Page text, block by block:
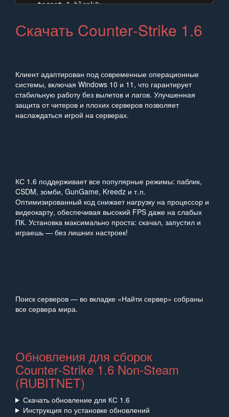
Скачать Counter‑Strike 1.6
Клиент адаптирован под современные операционные
системы, включая Windows 10 и 11, что гарантирует
стабильную работу без вылетов и лагов. Улучшенная
защита от читеров и плохих серверов позволяет
наслаждаться игрой на серверах.
КС 1.6 поддерживает все популярные режимы: паблик,
CSDM, зомби, GunGame, Kreedz и т. п.
Оптимизированный код снижает нагрузку на процессор и
видеокарту, обеспечивая высокий FPS даже на слабых
ПК. Установка максимально проста: скачал, запустил и
играешь — без лишних настроек!
Поиск серверов — во вкладке «Найти сервер» собраны
все сервера мира.
Обновления для сборок
Counter‑Strike 1.6 Non‑Steam
(RUBITNET)
Скачать обновление для КС 1.6
Инструкция по установке обновлений